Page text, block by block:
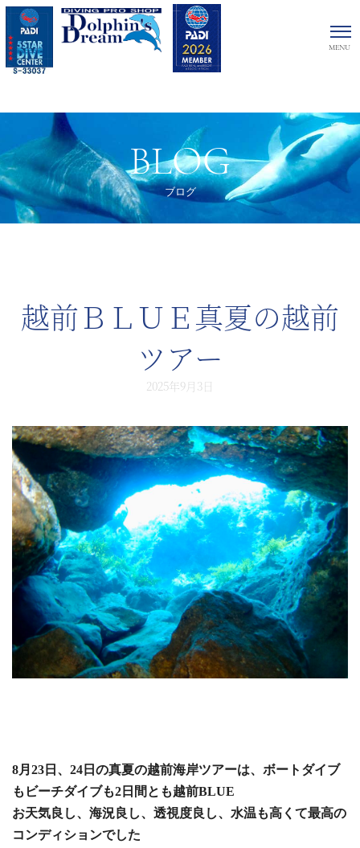
BLOG
ブログ
越前ＢＬＵＥ真夏の越前
ツアー
2025年9月3日
8月23日、24日の真夏の越前海岸ツアーは、ボートダイブ
もビーチダイブも2日間とも越前BLUE
お天気良し、海況良し、透視度良し、水温も高くて最高の
コンディションでした